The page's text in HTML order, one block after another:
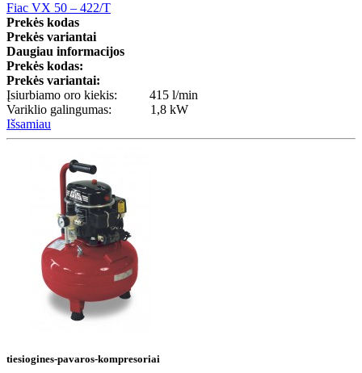
Fiac VX 50 – 422/T
Prekės kodas
Prekės variantai
Daugiau informacijos
Prekės kodas:
Prekės variantai:
Įsiurbiamo oro kiekis: 415 l/min
Variklio galingumas: 1,8 kW
Išsamiau
tiesiogines-pavaros-kompresoriai